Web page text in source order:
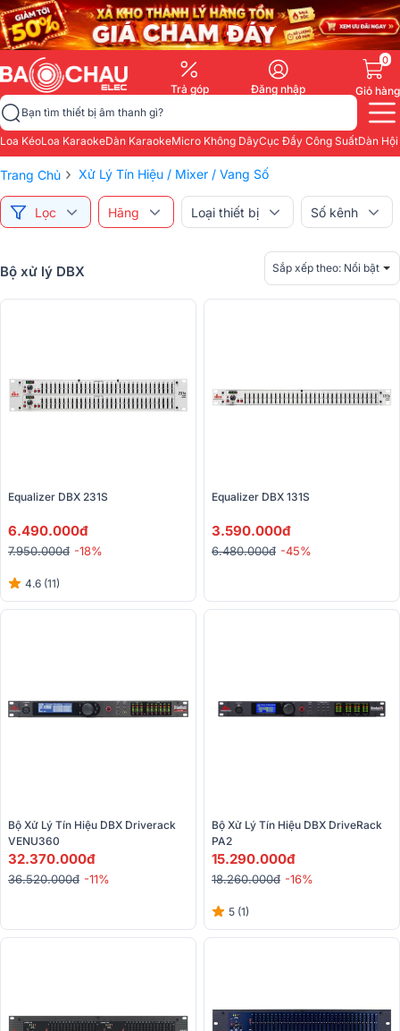
Trả góp Đăng nhập
0
Giỏ hàng
Bạn tìm thiết bị âm thanh gì?
Loa KéoLoa KaraokeDàn KaraokeMicro Không DâyCục Đẩy Công SuấtDàn
Trang Chủ › Xử Lý Tín Hiệu / Mixer / Vang Số
Lọc Hãng Loại thiết bị Số kênh
Bộ xử lý DBX Sắp xếp theo: Nổi bật
Equalizer DBX 231S
6.490.000đ
7.950.000đ -18%
4.6 (11)
Equalizer DBX 131S
3.590.000đ
6.480.000đ -45%
Bộ Xử Lý Tín Hiệu DBX Driverack
VENU360
32.370.000đ
36.520.000đ -11%
Bộ Xử Lý Tín Hiệu DBX DriveRack
PA2
15.290.000đ
18.260.000đ -16%
5 (1)